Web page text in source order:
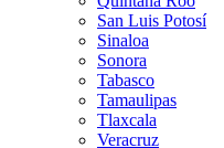
San Luis Potosí
Sinaloa
Sonora
Tabasco
Tamaulipas
Tlaxcala
Veracruz